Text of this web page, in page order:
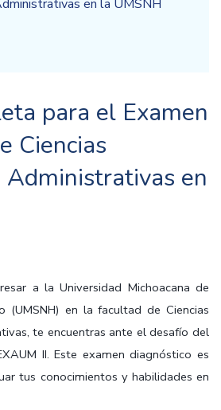
para el Examen
Ciencias
Administrativas en
a la Universidad Michoacana de
(UMSNH) en la facultad de Ciencias
te encuentras ante el desafío del
II. Este examen diagnóstico es
tus conocimientos y habilidades en